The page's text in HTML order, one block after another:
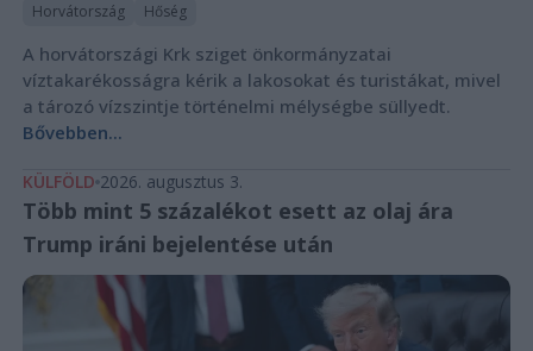
Horvátország Hőség
A horvátországi Krk sziget önkormányzatai
víztakarékosságra kérik a lakosokat és turistákat, mivel
a tározó vízszintje történelmi mélységbe süllyedt.
Bővebben...
KÜLFÖLD 2026. augusztus 3.
Több mint 5 százalékot esett az olaj ára
Trump iráni bejelentése után